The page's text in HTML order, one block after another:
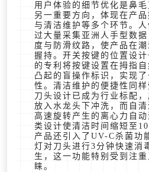
用户体验的细节优化是鼻
另一重要方向，体现在产
与清洁维护等多个环节。
过大量采集亚洲人手型数
度与防滑纹路，使产品在
握持。开关按键的位置设
的专利将按键设置在拇指
凸起的盲操作标识，实现
性。清洁维护的便捷性同
刀头设计已成为行业标配
放入水龙头下冲洗，而自
高速旋转产生的离心力自
类设计使清洁时间缩短至
产品还引入了UV-C杀菌功
灯对刀头进行3分钟快速消
生，这一功能特别受到注
睐。